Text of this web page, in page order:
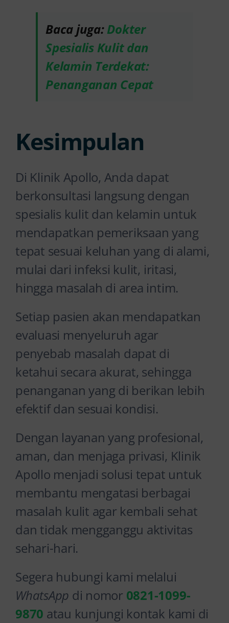
Baca juga:Dokter
Spesialis Kulit dan
Kelamin Terdekat:
Penanganan Cepat
Kesimpulan
Di Klinik Apollo, Anda dapat
berkonsultasi langsung dengan
spesialis kulit dan kelamin untuk
mendapatkan pemeriksaan yang
tepat sesuai keluhan yang di alami,
mulai dari infeksi kulit, iritasi,
hingga masalah di area intim.
Setiap pasien akan mendapatkan
evaluasi menyeluruh agar
penyebab masalah dapat di
ketahui secara akurat, sehingga
penanganan yang di berikan lebih
efektif dan sesuai kondisi.
Dengan layanan yang profesional,
aman, dan menjaga privasi, Klinik
Apollo menjadi solusi tepat untuk
membantu mengatasi berbagai
masalah kulit agar kembali sehat
dan tidak mengganggu aktivitas
sehari-hari.
Segera hubungi kami melalui
WhatsApp di nomor 0821-1099-
9870 atau kunjungi kontak kami di